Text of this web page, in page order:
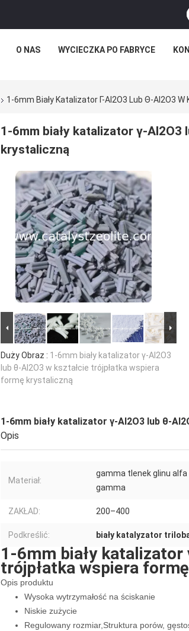
O NAS WYCIECZKA PO FABRYCE
1-6mm Biały Katalizator Γ-Al2O3 Lub Θ-Al2O3
1-6mm biały katalizator γ-
krystaliczną
Duży Obraz : 1-6mm biały katalizator γ-Al2O3
lub θ-Al2O3 w kształcie trójpłatka wspiera
formę krystaliczną
1-6mm biały katalizator γ-Al2O3 lub θ-
Opis
Materiał:
gamma tlenek glinu alfa
gamma
ZAKŁAD: 200–400
Podkreślić: biały katalyzator
1-6mm biały katalizator
trójpłatka wspiera
Opis produktu
Wysoka wytrzymałość na ściskanie
Niskie zużycie
Regulowany rozmiar,Struktura porów,